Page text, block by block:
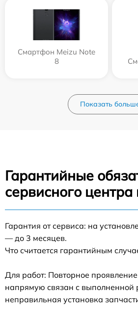
Смартфон Meizu Note
8
Показать
Гарантийные
сервисного
Гарантия от сервиса: на
— до 3 месяцев.
Что считается гарантийным
Для работ: Повторное
напрямую связан с выполненной
неправильная установка